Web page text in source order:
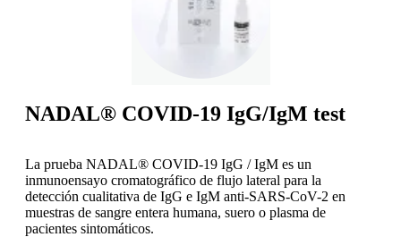
NADAL® COVID-19 IgG/IgM test
La prueba NADAL® COVID-19 IgG / IgM es un
inmunoensayo cromatográfico de flujo lateral para la
detección cualitativa de IgG e IgM anti-SARS-CoV-2 en
muestras de sangre entera humana, suero o plasma de
pacientes sintomáticos.